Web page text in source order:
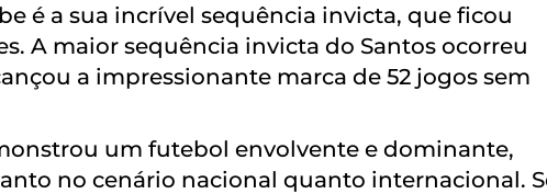
é a sua incrível sequência invicta, que ficou
A maior sequência invicta do Santos ocorreu
a impressionante marca de 52 jogos sem
um futebol envolvente e dominante,
no cenário nacional quanto internacional.